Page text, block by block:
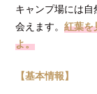
キャンプ場には
会えます。紅葉を
よ。
【基本情報】